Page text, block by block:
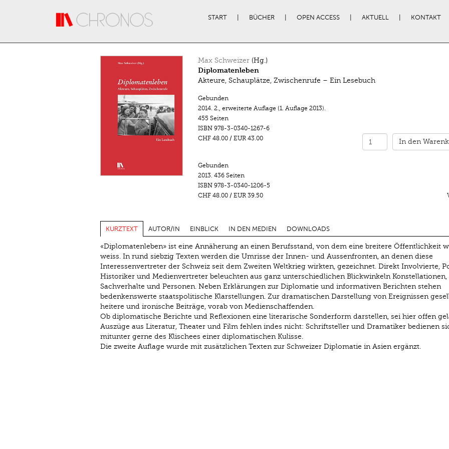
START BÜCHER OPEN ACCESS AKTUELL KONTAKT
Max Schweizer(Hg.)
Diplomatenleben
Akteure, Schauplätze, Zwischenrufe – Ein Lesebuch
Gebunden
2014. 2., erweiterte Auflage (1. Auflage 2013).
455 Seiten
ISBN 978-3-0340-1267-6
CHF 48.00/ EUR 43.00 In den
Gebunden
2013. 436 Seiten
ISBN 978-3-0340-1206-5
CHF 48.00/ EUR 39.50
KURZTEXT AUTOR/IN EINBLICK IN DEN MEDIEN DOWNLOADS
«Diplomatenleben» ist eine Annäherung an einen Berufsstand, von dem eine breitere Öffentlichkeit
weiss. In rund siebzig Texten werden die Umrisse der Innen- und Aussenfronten, an denen diese
Interessenvertreter der Schweiz seit dem Zweiten Weltkrieg wirkten, gezeichnet. Direkt Involvierte,
Historiker und Medienvertreter beleuchten aus ganz unterschiedlichen Blickwinkeln Konstellationen,
Sachverhalte und Personen. Neben Erklärungen zur Diplomatie und informativen Berichten stehen
bedenkenswerte staatspolitische Klarstellungen. Zur dramatischen Darstellung von Ereignissen
heitere und ironische Beiträge, vorab von Medienschaffenden.
Ob diplomatische Berichte und Reflexionen eine literarische Sonderform darstellen, sei hier offen
Auszüge aus Literatur, Theater und Film fehlen indes nicht: Schriftsteller und Dramatiker bedienen
mitunter gerne des Klischees einer diplomatischen Kulisse.
Die zweite Auflage wurde mit zusätzlichen Texten zur Schweizer Diplomatie in Asien ergänzt.